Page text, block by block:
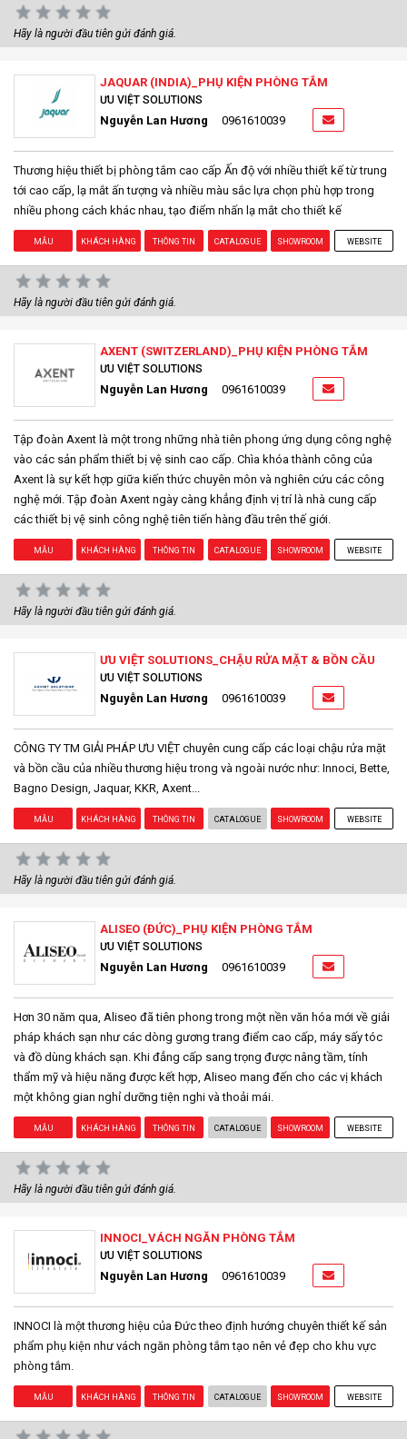
Hãy là người đầu tiên gửi đánh giá.
JAQUAR (INDIA)_PHỤ KIỆN PHÒNG TẮM
ƯU VIỆT SOLUTIONS
Nguyễn Lan Hương 0961610039
Thương hiệu thiết bị phòng tắm cao cấp Ấn độ với nhiều thiết kế từ trung
tới cao cấp, lạ mắt ấn tượng và nhiều màu sắc lựa chọn phù hợp trong
nhiều phong cách khác nhau, tạo điểm nhấn lạ mắt cho thiết kế
MẪU KHÁCH HÀNG THÔNG TIN CATALOGUE SHOWROOM WEBSITE
Hãy là người đầu tiên gửi đánh giá.
AXENT (SWITZERLAND)_PHỤ KIỆN PHÒNG TẮM
ƯU VIỆT SOLUTIONS
Nguyễn Lan Hương 0961610039
Tập đoàn Axent là một trong những nhà tiên phong ứng dụng công nghệ
vào các sản phẩm thiết bị vệ sinh cao cấp. Chìa khóa thành công của
Axent là sự kết hợp giữa kiến thức chuyên môn và nghiên cứu các công
nghệ mới. Tập đoàn Axent ngày càng khẳng định vị trí là nhà cung cấp
các thiết bị vệ sinh công nghệ tiên tiến hàng đầu trên thế giới.
MẪU KHÁCH HÀNG THÔNG TIN CATALOGUE SHOWROOM WEBSITE
Hãy là người đầu tiên gửi đánh giá.
ƯU VIỆT SOLUTIONS_CHẬU RỬA MẶT & BỒN CẦU
ƯU VIỆT SOLUTIONS
Nguyễn Lan Hương 0961610039
CÔNG TY TM GIẢI PHÁP ƯU VIỆT chuyên cung cấp các loại chậu rửa mặt
và bồn cầu của nhiều thương hiệu trong và ngoài nước như: Innoci, Bette,
Bagno Design, Jaquar, KKR, Axent...
MẪU KHÁCH HÀNG THÔNG TIN CATALOGUE SHOWROOM WEBSITE
Hãy là người đầu tiên gửi đánh giá.
ALISEO (ĐỨC)_PHỤ KIỆN PHÒNG TẮM
ƯU VIỆT SOLUTIONS
Nguyễn Lan Hương 0961610039
Hơn 30 năm qua, Aliseo đã tiên phong trong một nền văn hóa mới về giải
pháp khách sạn như các dòng gương trang điểm cao cấp, máy sấy tóc
và đồ dùng khách sạn. Khi đẳng cấp sang trọng được nâng tầm, tính
thẩm mỹ và hiệu năng được kết hợp, Aliseo mang đến cho các vị khách
một không gian nghỉ dưỡng tiện nghi và thoải mái.
MẪU KHÁCH HÀNG THÔNG TIN CATALOGUE SHOWROOM WEBSITE
Hãy là người đầu tiên gửi đánh giá.
INNOCI_VÁCH NGĂN PHÒNG TẮM
ƯU VIỆT SOLUTIONS
Nguyễn Lan Hương 0961610039
INNOCI là một thương hiệu của Đức theo định hướng chuyên thiết kế sản
phẩm phụ kiện như vách ngăn phòng tắm tạo nên vẻ đẹp cho khu vực
phòng tắm.
MẪU KHÁCH HÀNG THÔNG TIN CATALOGUE SHOWROOM WEBSITE